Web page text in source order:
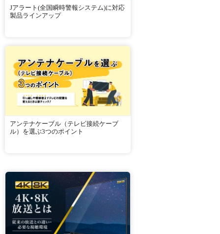
Jアラート(全国瞬時警報システム)に対応
製品ラインアップ
アンテナケーブル（テレビ接続ケーブ
ル）を選ぶ3つのポイント